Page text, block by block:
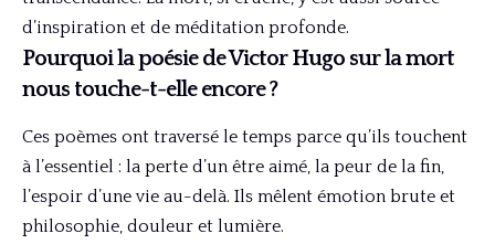
d’inspiration et de méditation profonde.
Pourquoi la poésie de Victor Hugo sur la mort
nous touche-t-elle encore ?
Ces poèmes ont traversé le temps parce qu’ils touchent
à l’essentiel : la perte d’un être aimé, la peur de la fin,
l’espoir d’une vie au-delà. Ils mêlent émotion brute et
philosophie, douleur et lumière.